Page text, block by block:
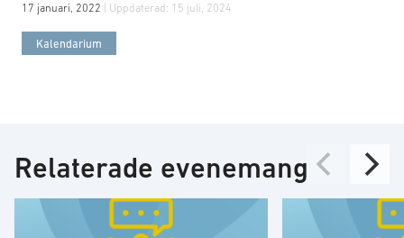
17 januari, 2022 | Uppdaterad: 15 juli, 2024
Kalendarium
Relaterade evenemang